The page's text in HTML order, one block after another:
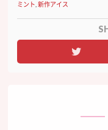
ミント ,新作アイス